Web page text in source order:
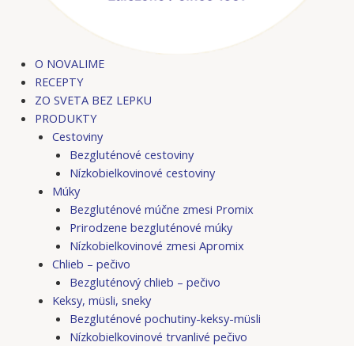
O NOVALIME
RECEPTY
ZO SVETA BEZ LEPKU
PRODUKTY
Cestoviny
Bezgluténové cestoviny
Nízkobielkovinové cestoviny
Múky
Bezgluténové múčne zmesi Promix
Prirodzene bezgluténové múky
Nízkobielkovinové zmesi Apromix
Chlieb – pečivo
Bezgluténový chlieb – pečivo
Keksy, müsli, sneky
Bezgluténové pochutiny-keksy-müsli
Nízkobielkovinové trvanlivé pečivo